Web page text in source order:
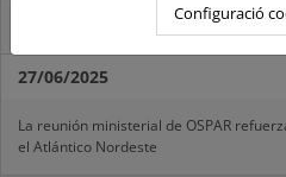
El censo de aves del Parque Nacional
27/06/2025
La reunión ministerial de OSPAR
el Atlántico Nordeste
Configuració